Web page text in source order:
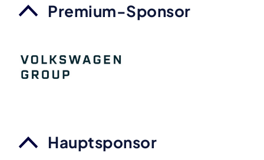
Premium-Sponsor
Hauptsponsor